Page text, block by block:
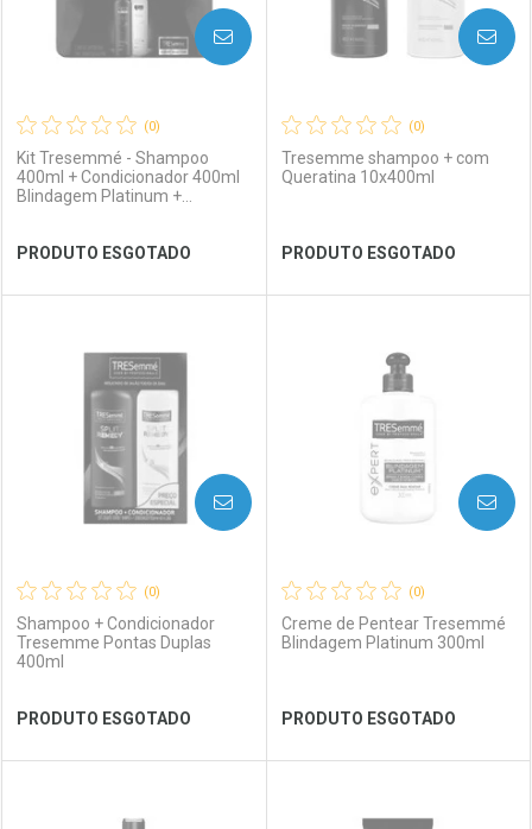
Ver Desconto Convênio Ver Desconto Convênio
(0)
Kit Tresemmé - Shampoo
400ml + Condicionador 400ml
Blindagem Platinum +
PRODUTO ESGOTADO
AVISE-ME
Laboratório
Ver Desconto Convênio
Por Menos
(0)
Tresemme shampoo + com
Queratina 10x400ml
PRODUTO ESGOTADO
AVISE-ME
Laboratório
Ver Desconto Convênio
Por Menos
(0)
Shampoo + Condicionador
Tresemme Pontas Duplas
400ml
PRODUTO ESGOTADO
AVISE-ME
(0)
Creme de Pentear Tresemmé
Blindagem Platinum 300ml
PRODUTO ESGOTADO
AVISE-ME